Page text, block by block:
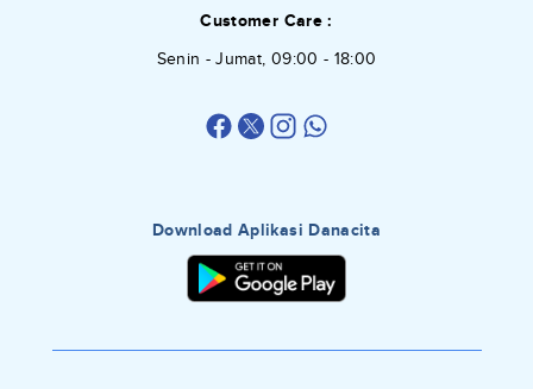
Customer Care :
Senin - Jumat, 09:00 - 18:00
Download Aplikasi Danacita